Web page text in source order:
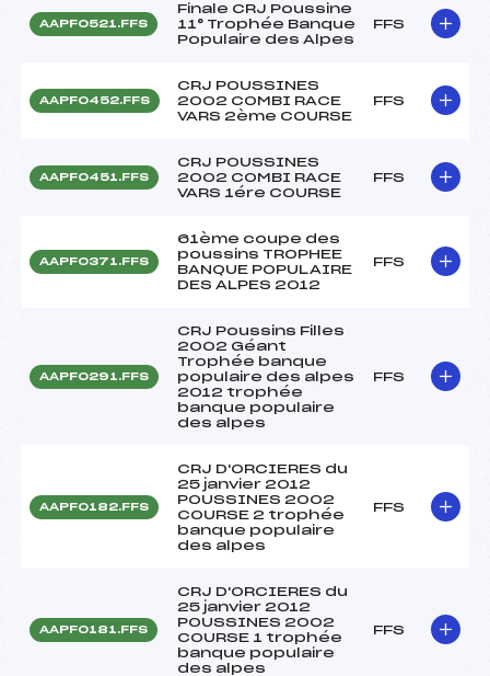
AAPF0521.FFS
Finale CRJ Poussine
11° Trophée Banque
Populaire des Alpes
FFS
AAPF0452.FFS
CRJ POUSSINES
2002 COMBI RACE
VARS 2ème COURSE
FFS
AAPF0451.FFS
CRJ POUSSINES
2002 COMBI RACE
VARS 1ére COURSE
FFS
AAPF0371.FFS
61ème coupe des
poussins TROPHEE
BANQUE POPULAIRE
DES ALPES 2012
FFS
AAPF0291.FFS
CRJ Poussins Filles
2002 Géant
Trophée banque
populaire des alpes
2012 trophée
banque populaire
des alpes
FFS
AAPF0182.FFS
CRJ D'ORCIERES du
25 janvier 2012
POUSSINES 2002
COURSE 2 trophée
banque populaire
des alpes
FFS
AAPF0181.FFS
CRJ D'ORCIERES du
25 janvier 2012
POUSSINES 2002
COURSE 1 trophée
banque populaire
des alpes
FFS